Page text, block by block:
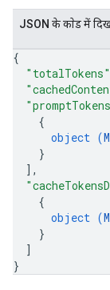
JSON के काेड में
{
"totalTokens"
{
object (
}
] ,
{
object (
}
]
}